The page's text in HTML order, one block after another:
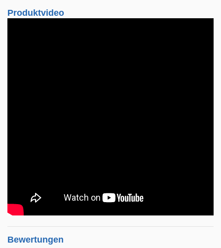
Produktvideo
Bewertungen